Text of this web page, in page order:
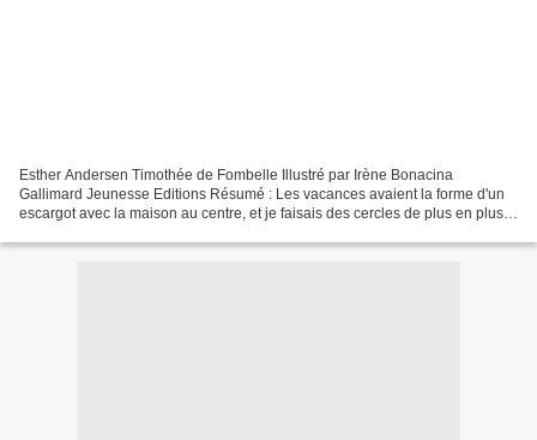
Esther Andersen Timothée de Fombelle Illustré par Irène Bonacina
Gallimard Jeunesse Editions Résumé : Les vacances avaient la forme d'un
escargot avec la maison au centre, et je faisais des cercles de plus en plus